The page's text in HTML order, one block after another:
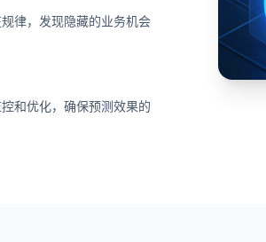
律，发现隐藏的业务机会
和优化，确保预测效果的